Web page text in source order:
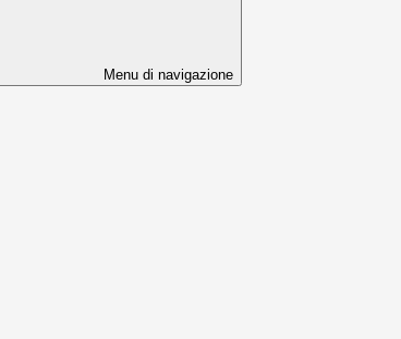
Menu di navigazione